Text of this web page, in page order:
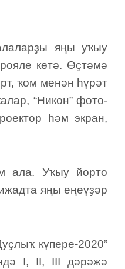
яңы уҡыу
көтә. Өҫтәмә
ҡом менән һүрәт
“Никон” фото-
һәм экран,
ала. Уҡыу йорто
яңы еңеүҙәр
күпере-2020”
I, II, III дәрәжә